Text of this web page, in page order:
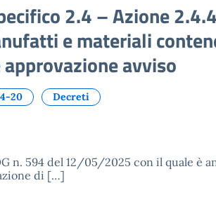
2.4 – Azione
e materiali
avviso
20 Decreti
n. 594 del 12/05/2025 con il quale è
di […]